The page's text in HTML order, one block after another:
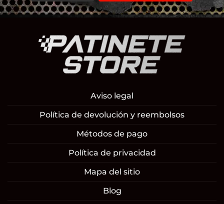
Aviso legal
Política de devolución y reembolsos
Métodos de pago
Política de privacidad
Mapa del sitio
Blog